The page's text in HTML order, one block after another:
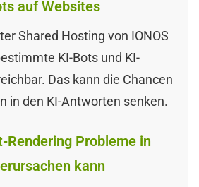
auf Websites
Shared Hosting von IONOS
KI-Bots und KI-
Das kann die Chancen
in den KI-Antworten senken.
Rendering Probleme in
kann